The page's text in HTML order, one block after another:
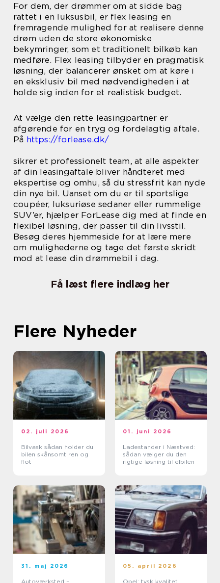
For dem, der drømmer om at sidde bag
rattet i en luksusbil, er flex leasing en
fremragende mulighed for at realisere denne
drøm uden de store økonomiske
bekymringer, som et traditionelt bilkøb kan
medføre. Flex leasing tilbyder en pragmatisk
løsning, der balancerer ønsket om at køre i
en eksklusiv bil med nødvendigheden i at
holde sig inden for et realistisk budget.
At vælge den rette leasingpartner er
afgørende for en tryg og fordelagtig aftale.
På https://forlease.dk/
sikrer et professionelt team, at alle aspekter
af din leasingaftale bliver håndteret med
ekspertise og omhu, så du stressfrit kan nyde
din nye bil. Uanset om du er til sportslige
coupéer, luksuriøse sedaner eller rummelige
SUV’er, hjælper ForLease dig med at finde en
flexibel løsning, der passer til din livsstil.
Besøg deres hjemmeside for at lære mere
om mulighederne og tage det første skridt
mod at lease din drømmebil i dag.
Få læst flere indlæg her
Flere Nyheder
02. juli 2026
Bilvask sådan holder du
bilen skånsomt ren og
flot
01. juni 2026
Ladestander i Næstved:
sådan vælger du den
rigtige løsning til elbilen
31. maj 2026
Autoværksted –
05. april 2026
Opel: tysk kvalitet,